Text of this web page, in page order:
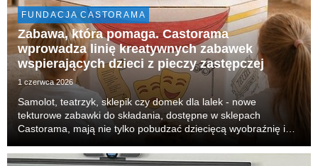
FUNDACJA CASTORAMA
Zabawa, która pomaga. Castorama
wprowadza linię kreatywnych zabawek
wspierających dzieci z pieczy zastępczej
1 czerwca 2026
Samolot, teatrzyk, sklepik czy domek dla lalek - nowe
tekturowe zabawki do składania, dostępne w sklepach
Castorama, mają nie tylko pobudzać dziecięcą wyobraźnię i
dochód z ich sprzedaży zostanie przekazany na dzia...